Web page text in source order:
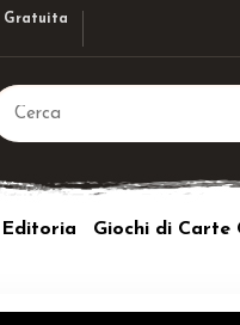
Gratuita
Editoria Giochi di Carte